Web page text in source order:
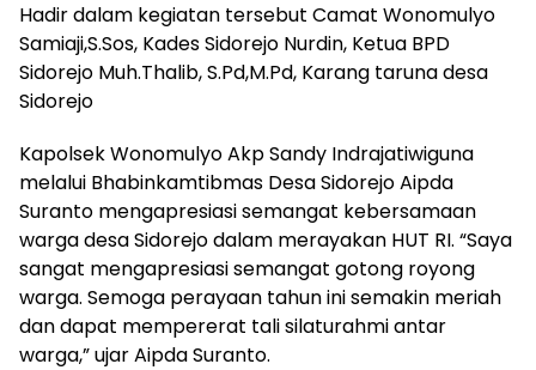
Hadir dalam kegiatan tersebut Camat Wonomulyo
Samiaji,S.Sos, Kades Sidorejo Nurdin, Ketua BPD
Sidorejo Muh.Thalib, S.Pd,M.Pd, Karang taruna desa
Sidorejo
Kapolsek Wonomulyo Akp Sandy Indrajatiwiguna
melalui Bhabinkamtibmas Desa Sidorejo Aipda
Suranto mengapresiasi semangat kebersamaan
warga desa Sidorejo dalam merayakan HUT RI. “Saya
sangat mengapresiasi semangat gotong royong
warga. Semoga perayaan tahun ini semakin meriah
dan dapat mempererat tali silaturahmi antar
warga,” ujar Aipda Suranto.